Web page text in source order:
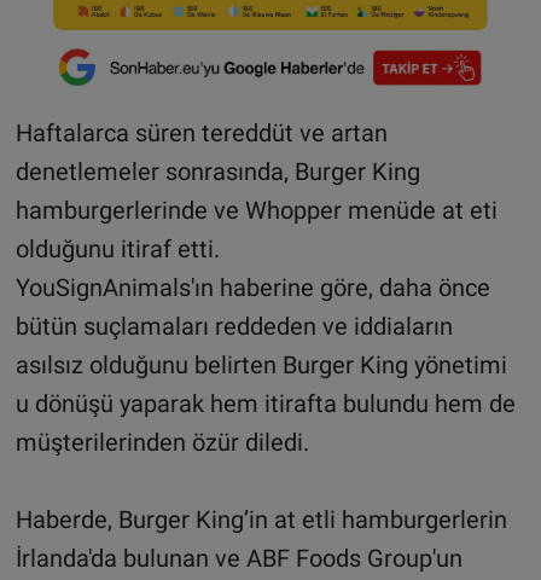
Haftalarca süren tereddüt ve artan
denetlemeler sonrasında, Burger King
hamburgerlerinde ve Whopper menüde at eti
olduğunu itiraf etti.
YouSignAnimals'ın haberine göre, daha önce
bütün suçlamaları reddeden ve iddiaların
asılsız olduğunu belirten Burger King yönetimi
u dönüşü yaparak hem itirafta bulundu hem de
müşterilerinden özür diledi.
Haberde, Burger King’in at etli hamburgerlerin
İrlanda'da bulunan ve ABF Foods Group'un